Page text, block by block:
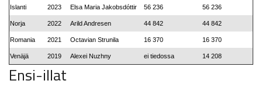
Islanti 2023 Elsa Maria Jakobsdóttir 56 236 56 236
Norja 2022 Arild Andresen 44 842 44 842
Romania 2021 Octavian Strunila 16 370 16 370
Venäjä 2019 Alexei Nuzhny ei tiedossa 14 208
Ensi-illat